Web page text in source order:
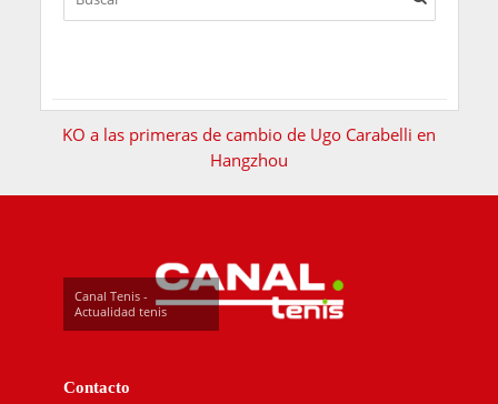
KO a las primeras de cambio de Ugo Carabelli en
Hangzhou
Canal Tenis -
Actualidad tenis
Contacto